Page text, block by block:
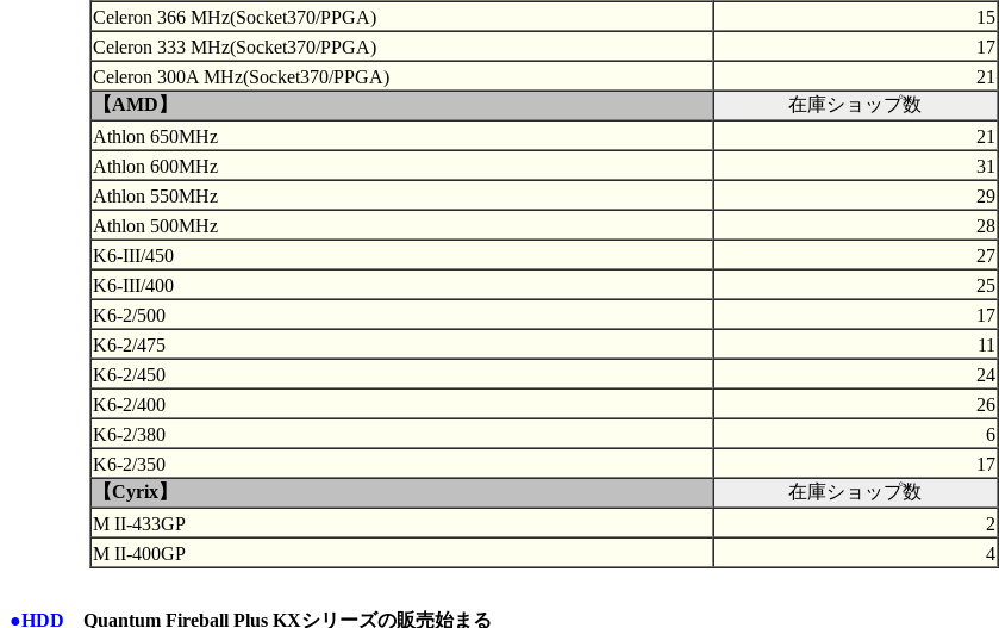
Celeron 366 MHz(Socket370/PPGA)
15
Celeron 333 MHz(Socket370/PPGA)
17
Celeron 300A MHz(Socket370/PPGA)
21
【AMD】
在庫ショップ数
Athlon 650MHz
21
Athlon 600MHz
31
Athlon 550MHz
29
Athlon 500MHz
28
K6-III/450
27
K6-III/400
25
K6-2/500
17
K6-2/475
11
K6-2/450
24
K6-2/400
26
K6-2/380
6
K6-2/350
17
【Cyrix】
在庫ショップ数
M II-433GP
2
M II-400GP
4
●HDD Quantum Fireball Plus KXシリーズの販売始まる